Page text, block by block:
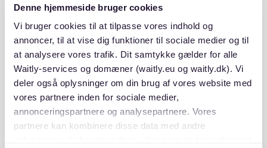
Denne hjemmeside bruger cookies
Vi bruger cookies til at tilpasse vores indhold og
annoncer, til at vise dig funktioner til sociale medier og til
at analysere vores trafik. Dit samtykke gælder for alle
Waitly-services og domæner (waitly.eu og waitly.dk). Vi
deler også oplysninger om din brug af vores website med
vores partnere inden for sociale medier,
annonceringspartnere og analysepartnere. Vores
partnere kan kombinere disse data med andre
Facader fremstår med blankt murværk og delvist
pudsede underfacader både mod gade- og gårdside.
Gårdsiden fremstår dog malet.
Taget er et "Københavnertag" siderne er beklædt med
skifereternit med underliggende undertag i banevarer.
og med tagpap på toppen.